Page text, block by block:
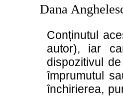
Dana
Conținutul
autor), iar
dispozitivul
împrumutul
închirierea,